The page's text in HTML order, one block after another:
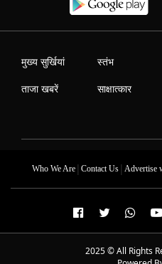
मुख्य सुर्खियां
ताजा खबरें
स्तंभ
साक्षात्कार
Who We Are| Contact Us| Advertise
2025 © All Rights